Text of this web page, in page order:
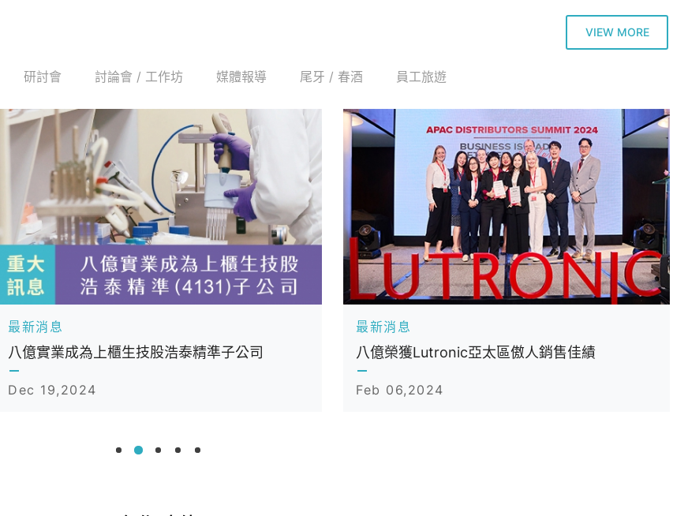
VIEW MORE
研討會 討論會 / 工作坊 媒體報導 尾牙 / 春酒 員工旅遊
最新消息
八億榮獲Lutronic亞太區傲人銷售佳績
Feb 06,2024
最新消息
齊心抗疫 八億實業用實際行動挺新北
Jun 30,2021